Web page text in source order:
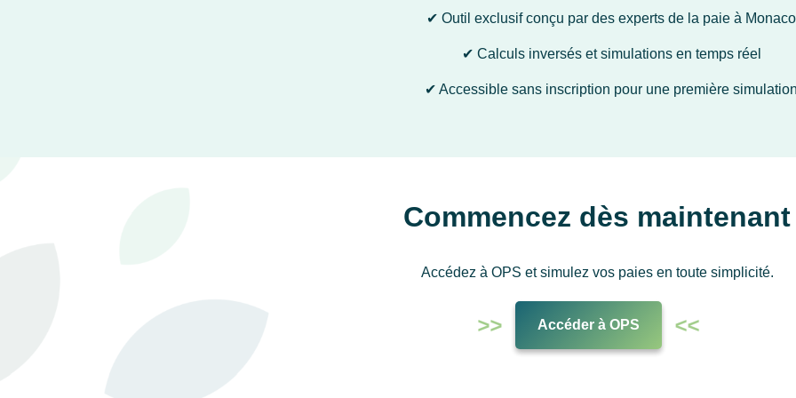
✔ Outil exclusif conçu par des experts de la paie à Monaco
✔ Calculs inversés et simulations en temps réel
✔ Accessible sans inscription pour une première
Commencez dès maintenant
Accédez à OPS et simulez vos paies en toute simplicité.
Accéder à OPS